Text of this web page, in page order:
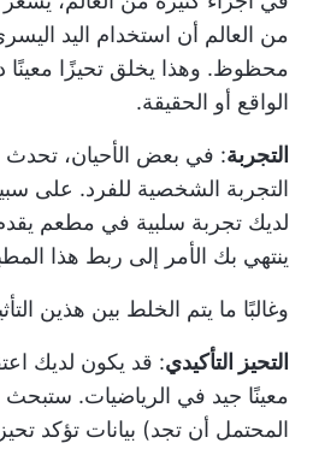
من العالم أن استخدام اليد
محظوظ. وهذا يخلق تحيزًا
الواقع أو الحقيقة.
التجربة: في بعض الأحيان، تحدث
التجربة الشخصية للفرد. على
لديك تجربة سلبية في مطعم
ينتهي بك الأمر إلى ربط هذا
وغالبًا ما يتم الخلط بين هذين
التحيز التأكيدي: قد يكون لديك
معينًا جيد في الرياضيات.
المحتمل أن تجد) بيانات تؤكد